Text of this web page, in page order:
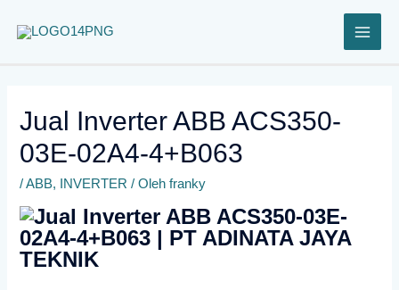
Jual Inverter ABB ACS350-
03E-02A4-4+B063
/ABB, INVERTER / Olehfranky